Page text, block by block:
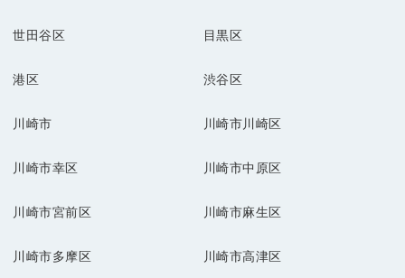
世田谷区 目黒区
港区 渋谷区
川崎市 川崎市川崎区
川崎市幸区 川崎市中原区
川崎市宮前区 川崎市麻生区
川崎市多摩区 川崎市高津区